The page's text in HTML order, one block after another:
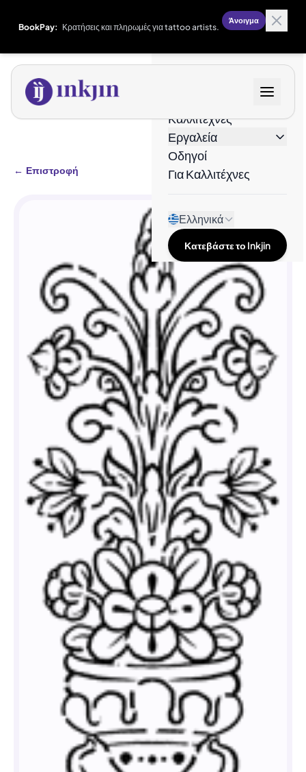
BookPay: Κρατήσεις και πληρωμές για tattoo artists.
Άνοιγμα
Καλλιτέχνες
Εργαλεία
Οδηγοί
Για Καλλιτέχνες
Ελληνικά
Κατεβάστε το Inkjin
← Επιστροφή